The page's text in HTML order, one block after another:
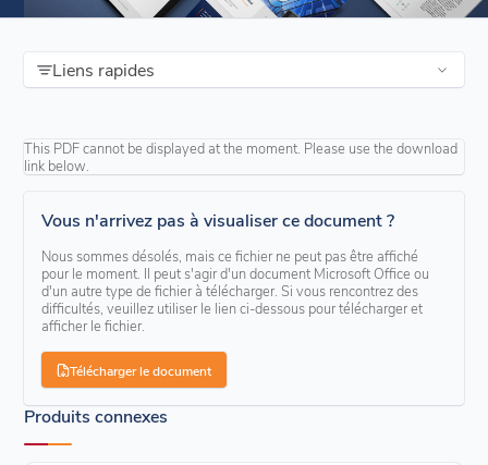
Liens rapides
This PDF cannot be displayed at the moment. Please use the download
link below.
Vous n'arrivez pas à visualiser ce document ?
Nous sommes désolés, mais ce fichier ne peut pas être affiché
pour le moment. Il peut s'agir d'un document Microsoft Office ou
d'un autre type de fichier à télécharger. Si vous rencontrez des
difficultés, veuillez utiliser le lien ci-dessous pour télécharger et
afficher le fichier.
Télécharger le document
Produits connexes